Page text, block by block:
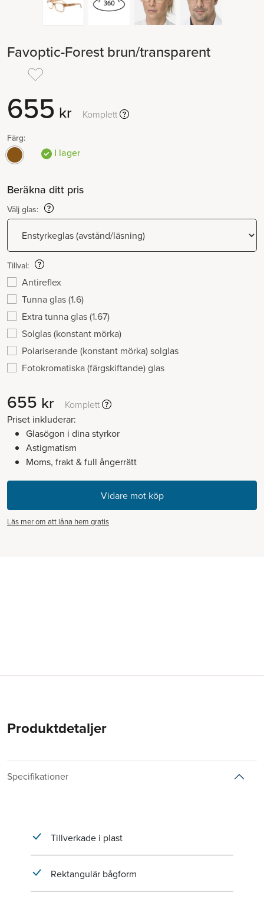
Favoptic-Forest brun/transparent
655 kr Komplett
Färg:
I lager
Beräkna ditt pris
Välj glas:
Tillval:
Antireflex
Tunna glas (1.6)
Extra tunna glas (1.67)
Solglas (konstant mörka)
Polariserande (konstant mörka) solglas
Fotokromatiska (färgskiftande) glas
655 kr
Komplett
Priset inkluderar:
Glasögon i dina styrkor
Astigmatism
Moms, frakt & full ångerrätt
Läs mer om att låna hem gratis
Produktdetaljer
Specifikationer
Tillverkade i plast
Rektangulär bågform